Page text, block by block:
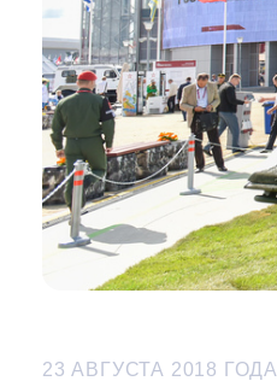
23 АВГУСТА 2018 ГОДА